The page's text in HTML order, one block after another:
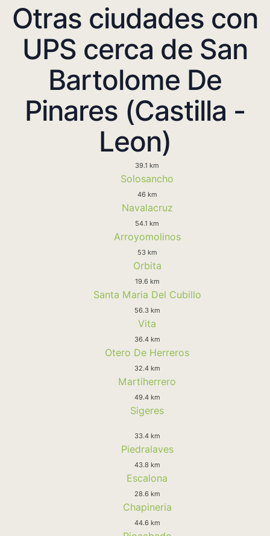
Otras ciudades con
UPS cerca de San
Bartolome De
Pinares (Castilla -
Leon)
39.1 km
Solosancho
46 km
Navalacruz
54.1 km
Arroyomolinos
53 km
Orbita
19.6 km
Santa Maria Del Cubillo
56.3 km
Vita
36.4 km
Otero De Herreros
32.4 km
Martiherrero
49.4 km
Sigeres
33.4 km
Piedralaves
43.8 km
Escalona
28.6 km
Chapineria
44.6 km